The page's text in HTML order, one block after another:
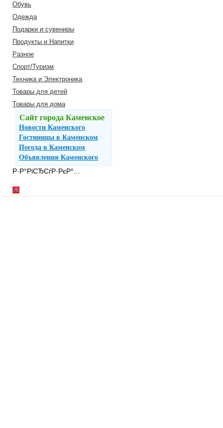
Обувь
Одежда
Подарки и сувениры
Продукты и Напитки
Разное
Спорт/Туризм
Техника и Электроника
Товары для детей
Товары для дома
Сайт города Каменское
Новости Каменского
Гостиницы в Каменском
Погода в Каменском
Объявления Каменского
Р·Р°РіСЂСѓР·РєР°...